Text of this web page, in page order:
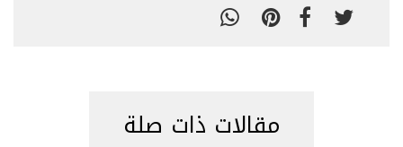
مقالات ذات صلة